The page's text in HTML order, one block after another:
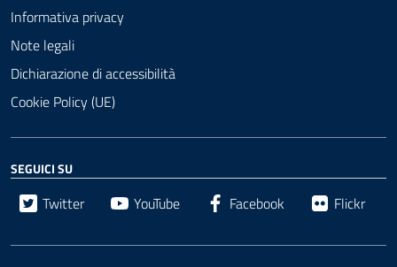
Informativa privacy
Note legali
Dichiarazione di accessibilità
Cookie Policy (UE)
SEGUICI SU
Twitter YouTube Facebook Flickr